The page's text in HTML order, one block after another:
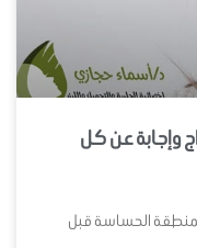
وإجابة عن كل
الحساسة قبل